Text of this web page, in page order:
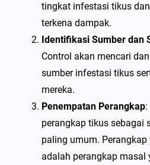
tingkat infestasi tikus
terkena dampak.
Identifikasi Sumber dan
Control akan mencari
sumber infestasi tikus
mereka.
Penempatan Perangkap
perangkap tikus sebagai
paling umum.
adalah perangkap masal